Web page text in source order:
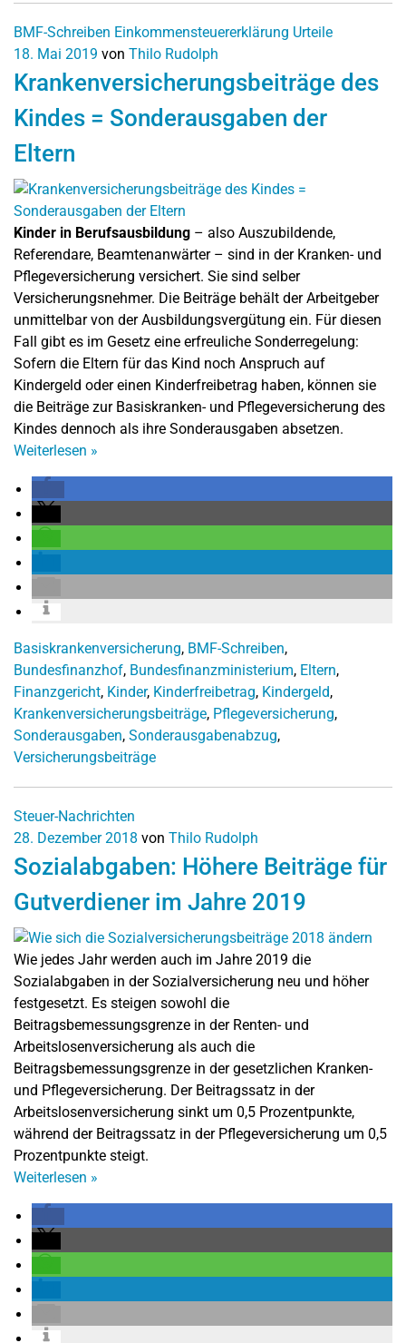
BMF-Schreiben Einkommensteuererklärung Urteile
18. Mai 2019 von Thilo Rudolph
Krankenversicherungsbeiträge des
Kindes = Sonderausgaben der
Eltern
Kinder in Berufsausbildung – also Auszubildende,
Referendare, Beamtenanwärter – sind in der Kranken- und
Pflegeversicherung versichert. Sie sind selber
Versicherungsnehmer. Die Beiträge behält der Arbeitgeber
unmittelbar von der Ausbildungsvergütung ein. Für diesen
Fall gibt es im Gesetz eine erfreuliche Sonderregelung:
Sofern die Eltern für das Kind noch Anspruch auf
Kindergeld oder einen Kinderfreibetrag haben, können sie
die Beiträge zur Basiskranken- und Pflegeversicherung des
Kindes dennoch als ihre Sonderausgaben absetzen.
Weiterlesen »
Basiskrankenversicherung, BMF-Schreiben,
Bundesfinanzhof, Bundesfinanzministerium, Eltern,
Finanzgericht, Kinder, Kinderfreibetrag, Kindergeld,
Krankenversicherungsbeiträge, Pflegeversicherung,
Sonderausgaben, Sonderausgabenabzug,
Versicherungsbeiträge
Steuer-Nachrichten
28. Dezember 2018 von Thilo Rudolph
Sozialabgaben: Höhere Beiträge für
Gutverdiener im Jahre 2019
Wie jedes Jahr werden auch im Jahre 2019 die
Sozialabgaben in der Sozialversicherung neu und höher
festgesetzt. Es steigen sowohl die
Beitragsbemessungsgrenze in der Renten- und
Arbeitslosenversicherung als auch die
Beitragsbemessungsgrenze in der gesetzlichen Kranken-
und Pflegeversicherung. Der Beitragssatz in der
Arbeitslosenversicherung sinkt um 0,5 Prozentpunkte,
während der Beitragssatz in der Pflegeversicherung um 0,5
Prozentpunkte steigt.
Weiterlesen »